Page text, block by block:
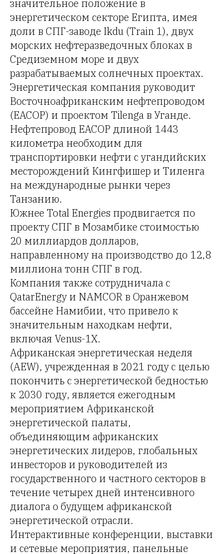
значительное положение в
энергетическом секторе Египта, имея
доли в СПГ-заводе Ikdu (Train 1), двух
морских нефтеразведочных блоках в
Средиземном море и двух
разрабатываемых солнечных проектах.
Энергетическая компания руководит
Восточноафриканским нефтепроводом
(EACOP) и проектом Tilenga в Уганде.
Нефтепровод EACOP длиной 1443
километра необходим для
транспортировки нефти с угандийских
месторождений Кингфишер и Тиленга
на международные рынки через
Танзанию.
Южнее Total Energies продвигается по
проекту СПГ в Мозамбике стоимостью
20 миллиардов долларов,
направленному на производство до 12,8
миллиона тонн СПГ в год.
Компания также сотрудничала с
QatarEnergy и NAMCOR в Оранжевом
бассейне Намибии, что привело к
значительным находкам нефти,
включая Venus-1X.
Африканская энергетическая неделя
(AEW), учрежденная в 2021 году с целью
покончить с энергетической бедностью
к 2030 году, является ежегодным
мероприятием Африканской
энергетической палаты,
объединяющим африканских
энергетических лидеров, глобальных
инвесторов и руководителей из
государственного и частного секторов в
течение четырех дней интенсивного
диалога о будущем африканской
энергетической отрасли.
Интерактивные конференции, выставки
и сетевые мероприятия, панельные